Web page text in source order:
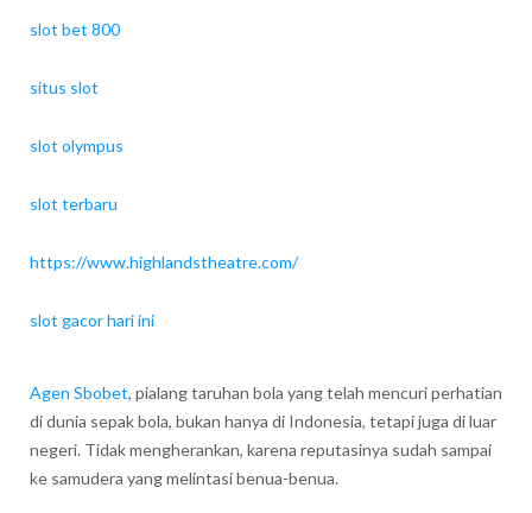
slot bet 800
situs slot
slot olympus
slot terbaru
https://www.highlandstheatre.com/
slot gacor hari ini
Agen Sbobet, pialang taruhan bola yang telah mencuri perhatian
di dunia sepak bola, bukan hanya di Indonesia, tetapi juga di luar
negeri. Tidak mengherankan, karena reputasinya sudah sampai
ke samudera yang melintasi benua-benua.